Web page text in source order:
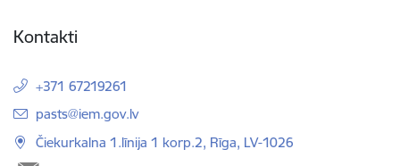
Kontakti
+371 67219261
E-pasts:
pasts@iem.gov.lv
Čiekurkalna 1.līnija 1 korp.2, Rīga, LV-1026